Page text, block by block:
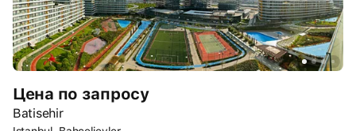
Цена по запросу
Batisehir